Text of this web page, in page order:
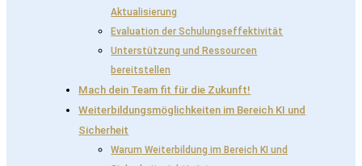
Aktualisierung
Evaluation der Schulungseffektivität
Unterstützung und Ressourcen
bereitstellen
Mach dein Team fit für die Zukunft!
Weiterbildungsmöglichkeiten im Bereich KI und
Sicherheit
Warum Weiterbildung im Bereich KI und